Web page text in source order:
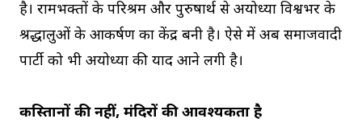
है। रामभक्तों के परिश्रम और पुरुषार्थ से अयोध्या विश्वभर के
श्रद्धालुओं के आकर्षण का केंद्र बनी है। ऐसे में अब समाजवादी
पार्टी को भी अयोध्या की याद आने लगी है।
कब्रिस्तानों की नहीं, मंदिरों की आवश्यकता है